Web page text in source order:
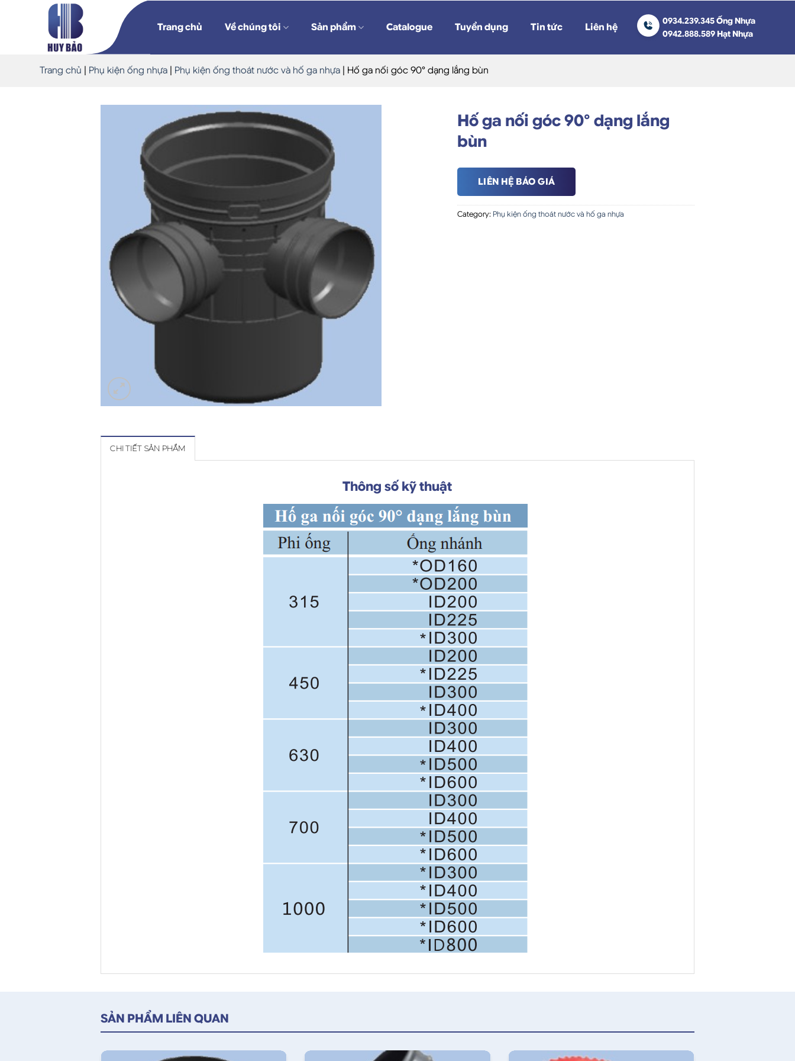
Trang chủ Về chúng tôi Sản phẩm Catalogue Tuyển dụng Tin tức Liên hệ
0934.239.345 Ống Nhựa
0942.888.589 Hạt Nhựa
Trang chủ Phụ kiện ống nhựa Phụ kiện ống thoát nước và hố ga nhựa Hố ga nối góc 90° dạng lắng bùn
Hố ga nối góc 90° dạng lắng
bùn
LIÊN HỆ BÁO GIÁ
Category: Phụ kiện ống thoát nước và hố ga nhựa
CHI TIẾT SẢN PHẨM
Thông số kỹ thuật
SẢN PHẨM LIÊN QUAN